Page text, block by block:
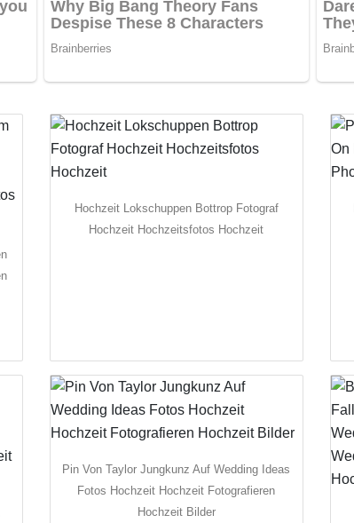
Hochzeit Lokschuppen Bottrop Fotograf
Hochzeit Hochzeitsfotos Hochzeit
Pin Von Taylor Jungkunz Auf Wedding Ideas
Fotos Hochzeit Hochzeit Fotografieren
Hochzeit Bilder